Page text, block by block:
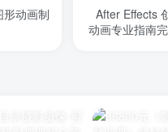
形动画制
After Effects
动画专业指南